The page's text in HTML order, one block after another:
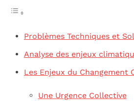
Problèmes Techniques et
Analyse des enjeux
Les Enjeux du Changement
Une Urgence Collective